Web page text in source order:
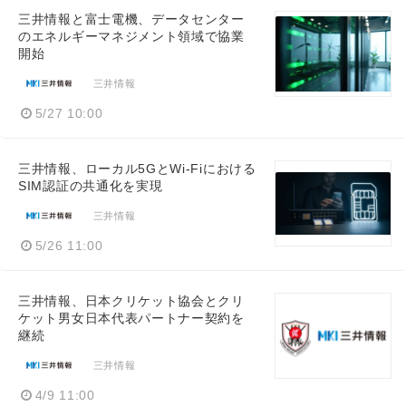
三井情報と富士電機、データセンター
のエネルギーマネジメント領域で協業
開始
三井情報
5/27 10:00
三井情報、ローカル5GとWi‑Fiにおける
SIM認証の共通化を実現
三井情報
5/26 11:00
三井情報、日本クリケット協会とクリ
ケット男女日本代表パートナー契約を
継続
三井情報
4/9 11:00